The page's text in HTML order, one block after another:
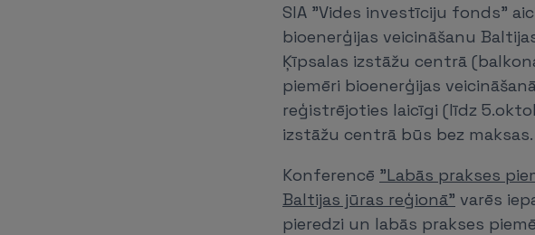
SIA "Vides investīciju fonds"
bioenerģijas veicināšanu
Ķīpsalas izstāžu centrā
piemēri bioenerģijas
reģistrējoties laicīgi (līdz
izstāžu centrā būs bez
Konferencē "Labās prakses
Baltijas jūras reģionā" varēs
pieredzi un labās prakses